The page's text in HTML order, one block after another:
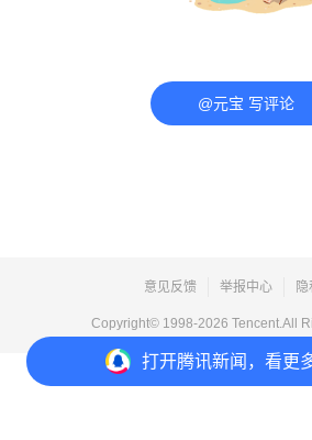
打开腾讯新闻，看更
@元宝 写评论
意见反馈 举报中心
Copyright© 1998-2026 Tencent.All